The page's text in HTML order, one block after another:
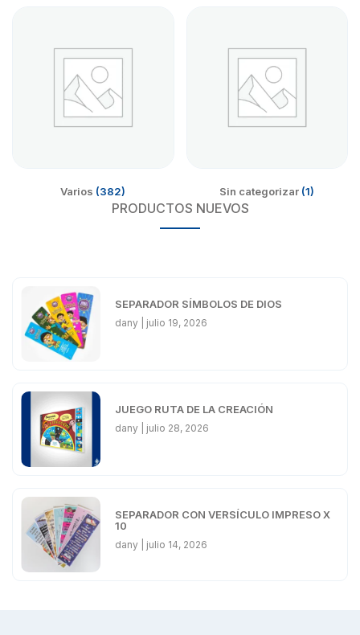
Varios (382) Sin categorizar (1)
PRODUCTOS NUEVOS
SEPARADOR SÍMBOLOS DE DIOS
dany julio 19, 2026
JUEGO RUTA DE LA CREACIÓN
dany julio 28, 2026
SEPARADOR CON VERSÍCULO IMPRESO X
10
dany julio 14, 2026